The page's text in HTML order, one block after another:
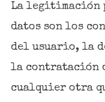
La legitimación
datos son los
del usuario, la
la contratación
cualquier otra